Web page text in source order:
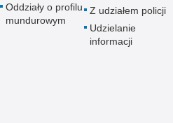
Oddziały o profilu
mundurowym
Z udziałem policji
Udzielanie
informacji